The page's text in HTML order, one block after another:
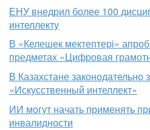
ЕНУ внедрил более 100
интеллекту
В «Келешек мектептері»
предметах «Цифровая
В Казахстане законодательно
«Искусственный интеллект»
ИИ могут начать применять
инвалидности